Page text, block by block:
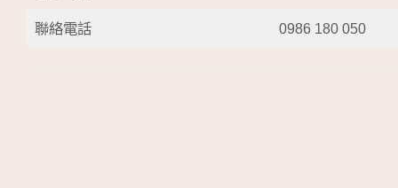
聯絡電話 0986 180 050